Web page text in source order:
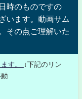
時のものですの
います。動画サム
その点ご理解いた
す。
↓下記のリン